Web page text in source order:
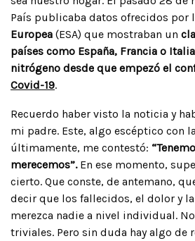
País publicaba datos ofrecidos por
Europea (ESA) que mostraban un
países como España, Francia o
nitrógeno desde que empezó el
Covid-19.
Recuerdo haber visto la noticia y
mi padre. Este, algo escéptico con
últimamente, me contestó:
merecemos”. En ese momento,
cierto. Que conste, de antemano,
decir que los fallecidos, el dolor y
merezca nadie a nivel individual.
triviales. Pero sin duda hay algo de